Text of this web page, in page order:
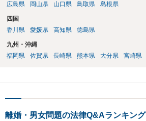
広島県
岡山県 山口県 鳥取県 島根県
四国
香川県
愛媛県 高知県 徳島県
九州・沖縄
福岡県
佐賀県 長崎県 熊本県 大分県 宮崎県
離婚・男女問題の法律Q&Aランキング